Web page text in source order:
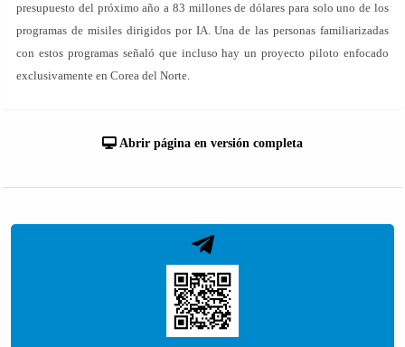
presupuesto del próximo año a 83 millones de dólares para solo uno de los
programas de misiles dirigidos por IA. Una de las personas familiarizadas
con estos programas señaló que incluso hay un proyecto piloto enfocado
exclusivamente en Corea del Norte.
Abrir página en versión completa